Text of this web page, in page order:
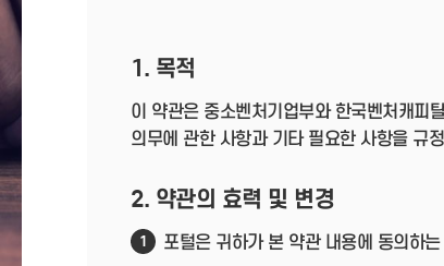
1. 목적
이 약관은 중소벤처기업부와 한국벤처캐피
의무에 관한 사항과 기타 필요한 사항을 규
2. 약관의 효력 및 변경
1 포털은 귀하가 본 약관 내용에 동의하